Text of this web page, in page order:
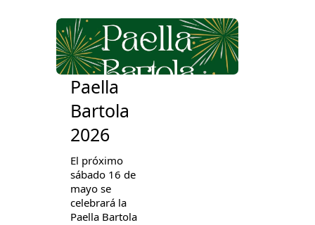
Paella
Bartola
2026
El próximo
sábado 16 de
mayo se
celebrará la
Paella Bartola